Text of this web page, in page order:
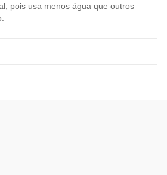
pois usa menos água que outros